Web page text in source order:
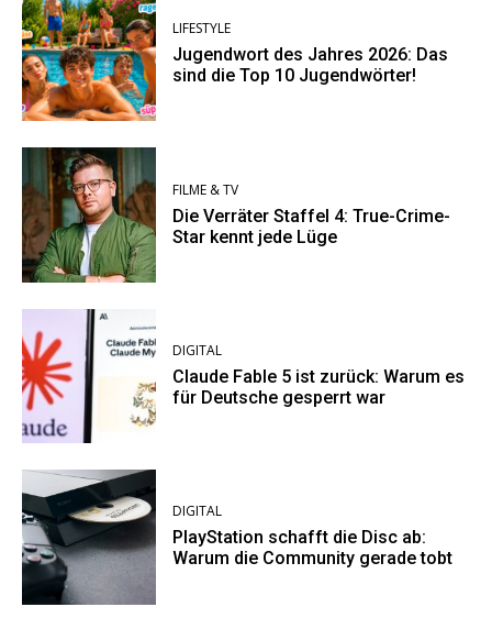
LIFESTYLE
Jugendwort des Jahres 2026: Das
sind die Top 10 Jugendwörter!
FILME & TV
Die Verräter Staffel 4: True-Crime-
Star kennt jede Lüge
DIGITAL
Claude Fable 5 ist zurück: Warum es
für Deutsche gesperrt war
DIGITAL
PlayStation schafft die Disc ab:
Warum die Community gerade tobt